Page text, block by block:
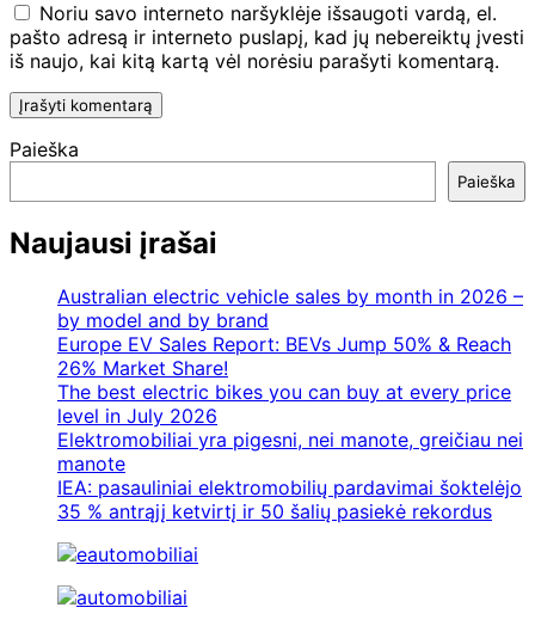
Noriu savo interneto naršyklėje išsaugoti vardą, el.
pašto adresą ir interneto puslapį, kad jų nebereiktų įvesti
iš naujo, kai kitą kartą vėl norėsiu parašyti komentarą.
Paieška
Paieška
Naujausi įrašai
Australian electric vehicle sales by month in 2026 –
by model and by brand
Europe EV Sales Report: BEVs Jump 50% & Reach
26% Market Share!
The best electric bikes you can buy at every price
level in July 2026
Elektromobiliai yra pigesni, nei manote, greičiau nei
manote
IEA: pasauliniai elektromobilių pardavimai šoktelėjo
35 % antrąjį ketvirtį ir 50 šalių pasiekė rekordus